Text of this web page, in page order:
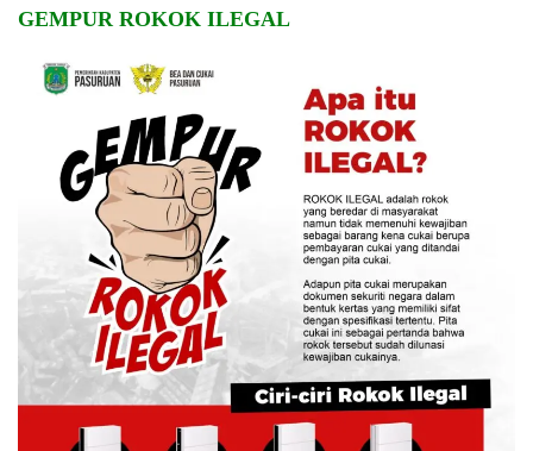
GEMPUR ROKOK ILEGAL